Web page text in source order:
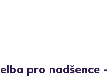
pro nadšence